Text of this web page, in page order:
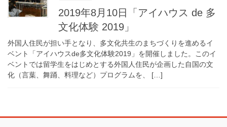
2019年8月10日「アイハウス de 多
文化体験 2019」
外国人住民が担い手となり、多文化共生のまちづくりを進めるイ
ベント「アイハウスde多文化体験2019」を開催しました。このイ
ベントでは留学生をはじめとする外国人住民が企画した自国の文
化（言葉、舞踊、料理など）プログラムを、 […]